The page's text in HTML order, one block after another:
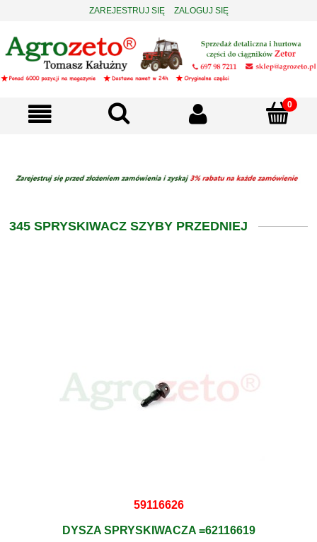
ZAREJESTRUJ SIĘ ZALOGUJ SIĘ
345 SPRYSKIWACZ SZYBY PRZEDNIEJ
59116626
DYSZA SPRYSKIWACZA =62116619